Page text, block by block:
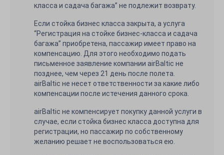
класса и сaдача багажа” не подлежит возврату.
Если стойка бизнес класса закрыта, а услуга
“Регистрация на стойке бизнес-класса и сaдача
багажа” приобретена, пассажир имеет право на
компенсацию. Для этого необходимо подать
письменное заявление компании airBaltic не
позднее, чем через 21 день после полета.
airBaltic не несет ответственности за какие либо
компенсации после истечения данного срока.
airBaltic не компенсирует покупку данной услуги в
случае, если стойка бизнес класса доступна для
регистрации, но пассажир по собственному
желанию решает не воспользоваться ею.